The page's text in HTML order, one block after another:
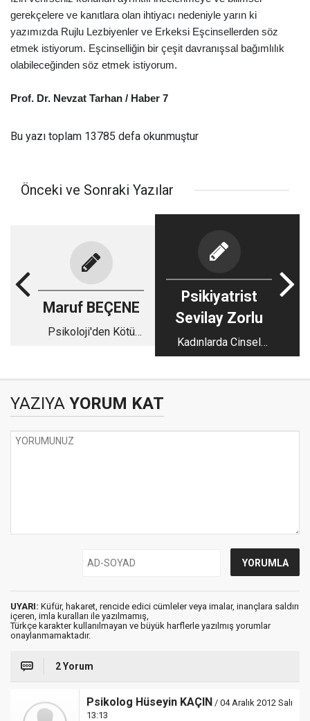
gerekçelere ve kanıtlara olan ihtiyacı nedeniyle yarın ki
yazımızda Rujlu Lezbiyenler ve Erkeksi Eşcinsellerden söz
etmek istiyorum. Eşcinselliğin bir çeşit davranışsal bağımlılık
olabileceğinden söz etmek istiyorum.
Prof. Dr. Nevzat Tarhan / Haber 7
Bu yazı toplam 13785 defa okunmuştur
Önceki ve Sonraki Yazılar
Maruf BEÇENE
Psikoloji'den Kötü
Psikiyatrist
Sevilay Zorlu
Kadınlarda Cinsel
İstek Azlığı
YAZIYA YORUM KAT
UYARI: Küfür, hakaret, rencide edici cümleler veya imalar, inançlara saldırı
içeren, imla kuralları ile yazılmamış,
Türkçe karakter kullanılmayan ve büyük harflerle yazılmış yorumlar
onaylanmamaktadır.
2 Yorum
Psikolog Hüseyin KAÇIN / 04 Aralık 2012 Salı
13:13